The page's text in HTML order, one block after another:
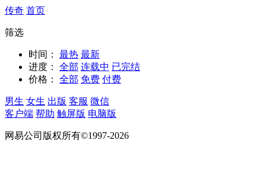
传奇 首页
筛选
时间： 最热 最新
进度：
全部 连载中 已完结
价格：
全部 免费 付费
男生 女生 出版 客服 微信
客户端 帮助 触屏版 电脑版
网易公司版权所有©1997-2026